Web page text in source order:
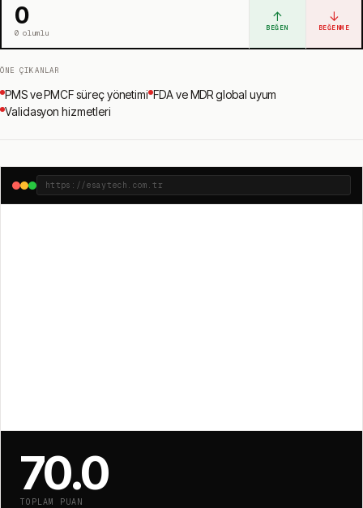
0
0olumlu
↑
BEĞEN
↓
BEĞENME
ÖNE ÇIKANLAR
PMS ve PMCF süreç yönetimi FDA ve MDR global uyum
Validasyon hizmetleri
https://esaytech.com.tr
70.0
TOPLAM PUAN